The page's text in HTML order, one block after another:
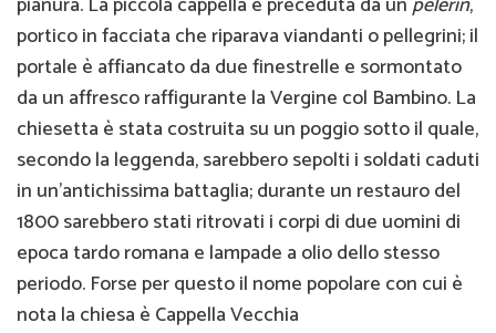
portico in facciata che riparava viandanti o pellegrini; il
portale è affiancato da due finestrelle e sormontato
da un affresco raffigurante la Vergine col Bambino. La
chiesetta è stata costruita su un poggio sotto il quale,
secondo la leggenda, sarebbero sepolti i soldati caduti
in un’antichissima battaglia; durante un restauro del
1800 sarebbero stati ritrovati i corpi di due uomini di
epoca tardo romana e lampade a olio dello stesso
periodo. Forse per questo il nome popolare con cui è
nota la chiesa è Cappella Vecchia